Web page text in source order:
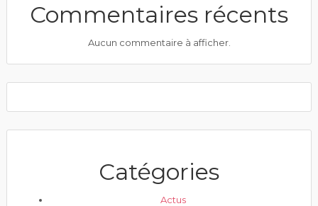
Commentaires récents
Aucun commentaire à afficher.
Catégories
Actus